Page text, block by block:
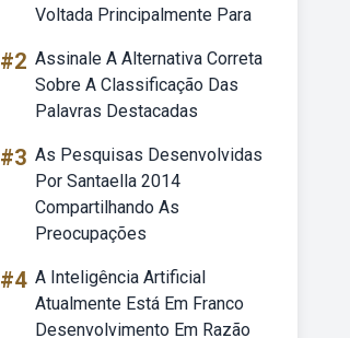
Voltada Principalmente Para
#2 Assinale A Alternativa Correta
Sobre A Classificação Das
Palavras Destacadas
#3 As Pesquisas Desenvolvidas
Por Santaella 2014
Compartilhando As
Preocupações
#4 A Inteligência Artificial
Atualmente Está Em Franco
Desenvolvimento Em Razão